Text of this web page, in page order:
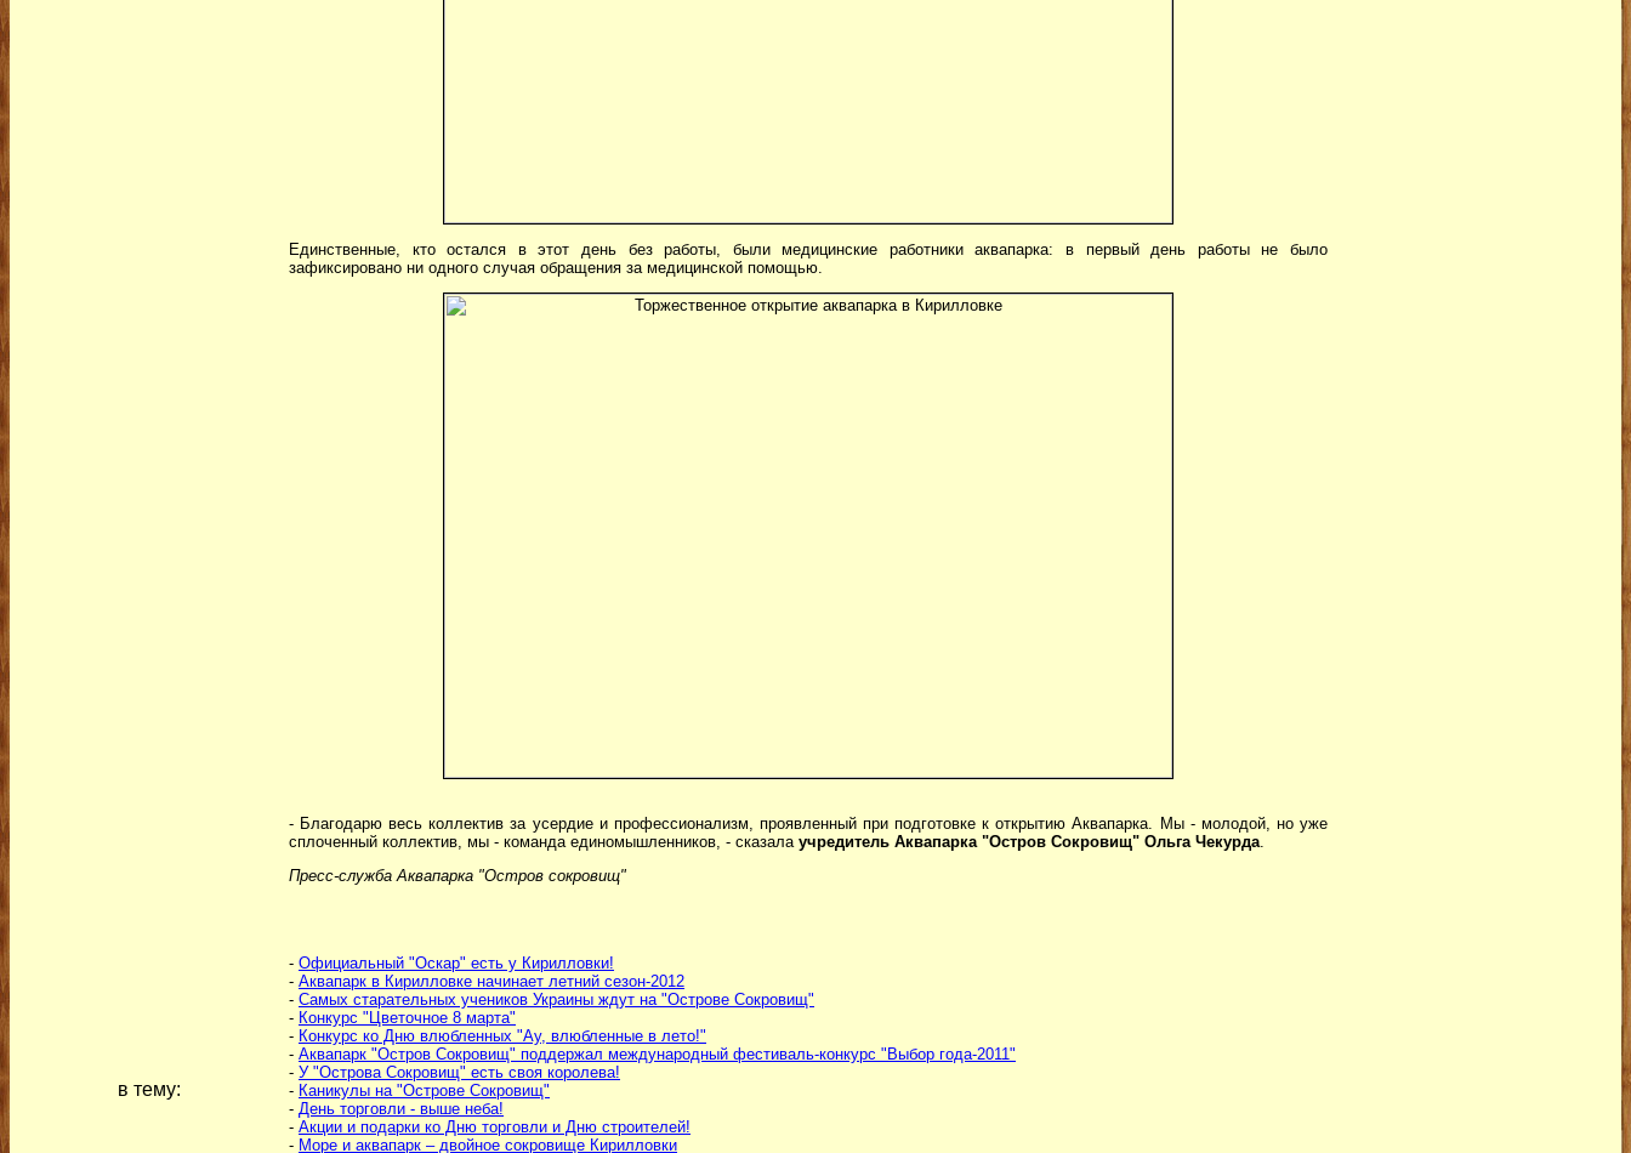
Единственные, кто остался в этот день без работы, были медицинские работники аквапарка: в первый день работы не было
зафиксировано ни одного случая обращения за медицинской помощью.
- Благодарю весь коллектив за усердие и профессионализм, проявленный при подготовке к открытию Аквапарка. Мы - молодой, но уже
сплоченный коллектив, мы - команда единомышленников, - сказала учредитель Аквапарка "Остров Сокровищ" Ольга Чекурда
Пресс-служба Аквапарка "Остров сокровищ"
в тему:
- Официальный "Оскар" есть у Кирилловки!
- Аквапарк в Кирилловке начинает летний сезон-2012
- Самых старательных учеников Украины ждут на "Острове Сокровищ"
- Конкурс "Цветочное 8 марта"
- Конкурс ко Дню влюбленных "Ау, влюбленные в лето!"
- Аквапарк "Остров Сокровищ" поддержал международный фестиваль-конкурс "Выбор года-2011"
- У "Острова Сокровищ" есть своя королева!
- Каникулы на "Острове Сокровищ"
- День торговли - выше неба!
- Акции и подарки ко Дню торговли и Дню строителей!
- Море и аквапарк – двойное сокровище Кирилловки